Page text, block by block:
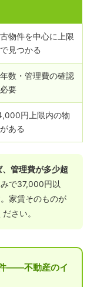
物件を中心に上限
見つかる
数・管理費の確認
要
円上限内の物
ある
管理費が多少超
みで37,000円以
家賃そのものが
さい。
——不動産のイ